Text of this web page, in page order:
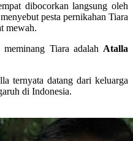
dibocorkan langsung oleh
pesta pernikahan Tiara
mewah.
Tiara adalah Atalla
ternyata datang dari keluarga
di Indonesia.